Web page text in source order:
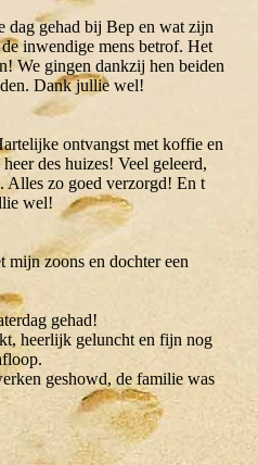
dag gehad bij Bep en wat zijn
inwendige mens betrof. Het
We gingen dankzij hen beiden
Dank jullie wel!
ontvangst met koffie en
des huizes! Veel geleerd,
Alles zo goed verzorgd! En t
wel!
mijn zoons en dochter een
gehad!
heerlijk geluncht en fijn nog
geshowd, de familie was